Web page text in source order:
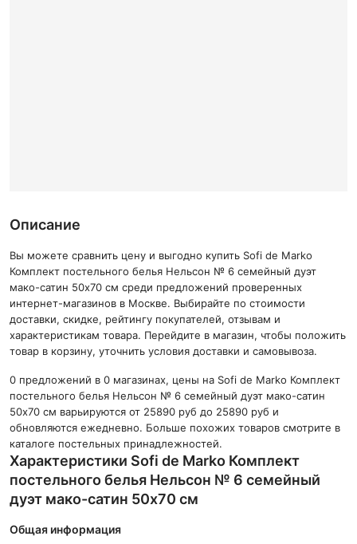
Описание
Вы можете сравнить цену и выгодно купить Sofi de Marko
Комплект постельного белья Нельсон № 6 семейный дуэт
мако-сатин 50x70 см среди предложений проверенных
интернет-магазинов в Москве. Выбирайте по стоимости
доставки, скидке, рейтингу покупателей, отзывам и
характеристикам товара. Перейдите в магазин, чтобы положить
товар в корзину, уточнить условия доставки и самовывоза.
0 предложений в 0 магазинах, цены на Sofi de Marko Комплект
постельного белья Нельсон № 6 семейный дуэт мако-сатин
50x70 см варьируются от 25890 руб до 25890 руб и
обновляются ежедневно. Больше похожих товаров смотрите в
каталоге постельных принадлежностей.
Характеристики Sofi de Marko Комплект
постельного белья Нельсон № 6 семейный
дуэт мако-сатин 50x70 см
Общая информация